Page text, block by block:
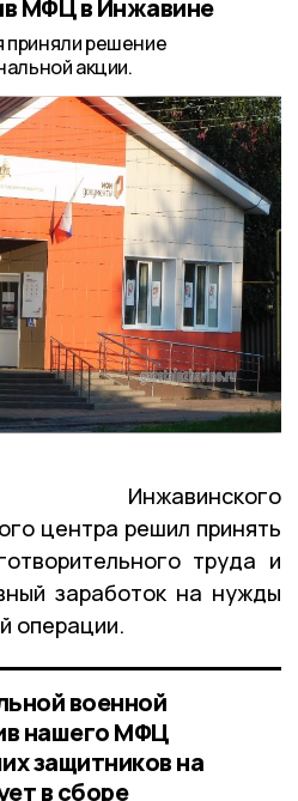
МФЦ в Инжавине
приняли решение
акции.
центра решил принять
труда и
заработок на нужды
операции.
военной
нашего МФЦ
защитников на
в сборе